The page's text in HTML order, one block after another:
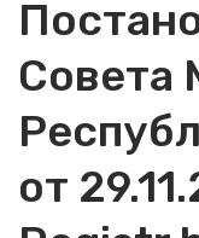
Совета
от